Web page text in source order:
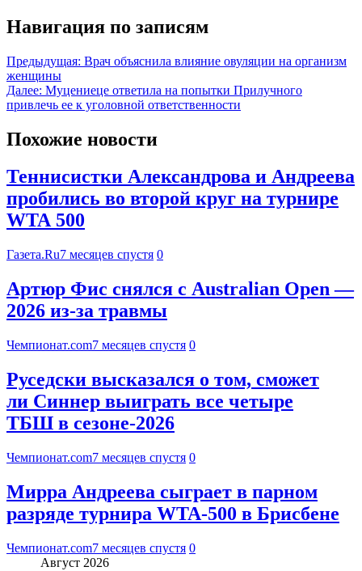
Навигация по записям
Предыдущая: Врач объяснила влияние овуляции на организм
женщины
Далее: Муцениеце ответила на попытки Прилучного
привлечь ее к уголовной ответственности
Похожие новости
Теннисистки Александрова и Андреева
пробились во второй круг на турнире
WTA 500
Газета.Ru7 месяцев спустя 0
Артюр Фис снялся с Australian Open —
2026 из-за травмы
Чемпионат.com7 месяцев спустя 0
Руседски высказался о том, сможет
ли Синнер выиграть все четыре
ТБШ в сезоне-2026
Чемпионат.com7 месяцев спустя 0
Мирра Андреева сыграет в парном
разряде турнира WTA-500 в Брисбене
Чемпионат.com7 месяцев спустя 0
Август 2026